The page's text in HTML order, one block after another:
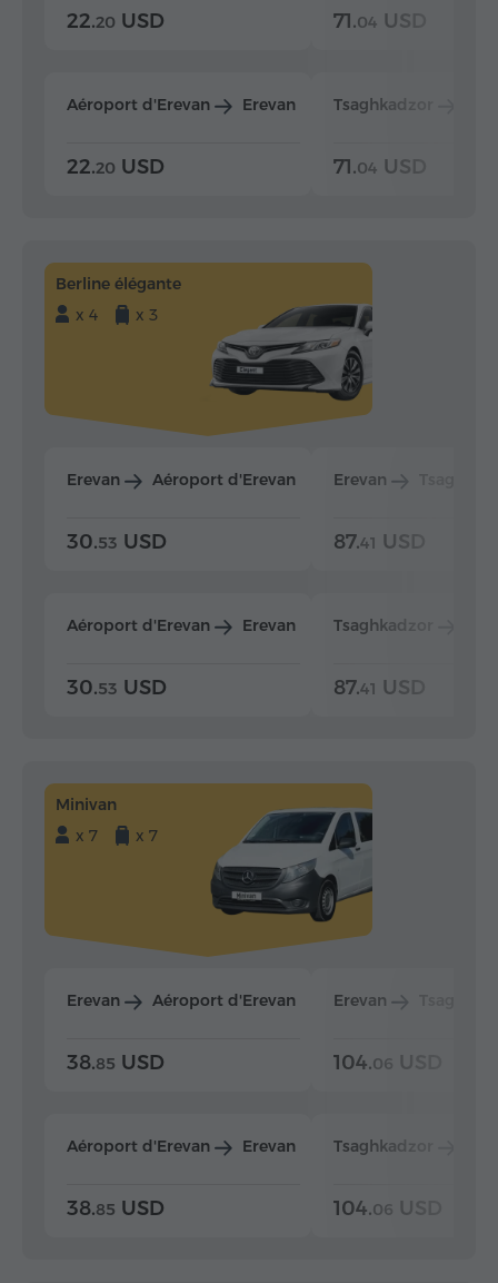
22.20 USD
Aéroport d'Erevan Erevan
22.20 USD
71.04 USD
Tsaghkadzor
71.04 USD
Berline élégante
x 4
x 3
Erevan Aéroport d'Erevan
30.53 USD
Aéroport d'Erevan Erevan
30.53 USD
Erevan
87.41 USD
Tsaghkadzor
87.41 USD
Minivan
x 7
x 7
Erevan Aéroport d'Erevan
38.85 USD
Aéroport d'Erevan Erevan
38.85 USD
Erevan
104.06 USD
Tsaghkadzor
104.06 USD